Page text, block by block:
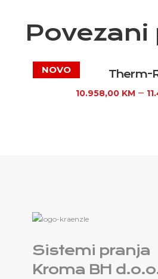
Povezani
Therm-
10.958,00 KM –
Sistemi pranja
Kroma BH